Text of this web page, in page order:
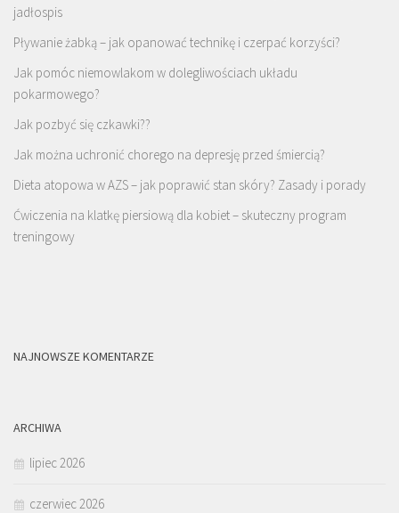
jadłospis
Pływanie żabką – jak opanować technikę i czerpać korzyści?
Jak pomóc niemowlakom w dolegliwościach układu
pokarmowego?
Jak pozbyć się czkawki??
Jak można uchronić chorego na depresję przed śmiercią?
Dieta atopowa w AZS – jak poprawić stan skóry? Zasady i porady
Ćwiczenia na klatkę piersiową dla kobiet – skuteczny program
treningowy
NAJNOWSZE KOMENTARZE
ARCHIWA
lipiec 2026
czerwiec 2026